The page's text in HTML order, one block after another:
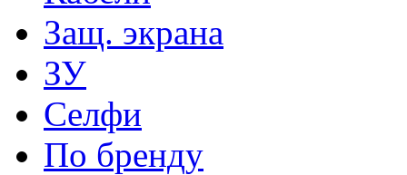
Защ. экрана
ЗУ
Селфи
По бренду